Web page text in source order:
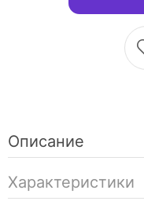
Описание
Характеристики